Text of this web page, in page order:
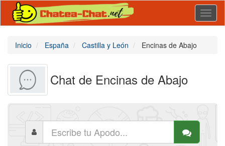
Inicio España Castilla y León Encinas de Abajo
Chat de Encinas de Abajo